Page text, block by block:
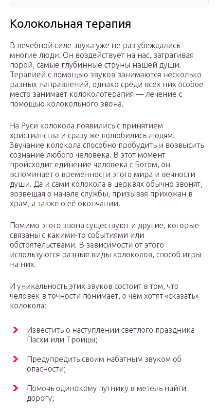
Колокольная терапия
В лечебной силе звука уже не раз убеждались
многие люди. Он воздействует на нас, затрагивая
порой, самые глубинные струны нашей души.
Терапией с помощью звуков занимаются несколько
разных направлений, однако среди всех них особое
место занимает колоколотерапия — лечение с
помощью колокольного звона.
На Руси колокола появились с принятием
христианства и сразу же полюбились людям.
Звучание колокола способно пробудить и возвысить
сознание любого человека. В этот момент
происходит единение человека с Богом, он
вспоминает о временности этого мира и вечности
души. Да и сами колокола в церквях обычно звонят,
возвещая о начале службы, призывая прихожан в
храм, а также о её окончании.
Помимо этого звона существуют и другие, которые
связаны с какими-то событиями или
обстоятельствами. В зависимости от этого
используются разные виды колоколов, способ игры
на них.
И уникальность этих звуков состоит в том, что
человек в точности понимает, о чём хотят «сказать»
колокола:
Известить о наступлении светлого праздника
Пасхи или Троицы;
Предупредить своим набатным звуком об
опасности;
Помочь одинокому путнику в метель найти
дорогу;